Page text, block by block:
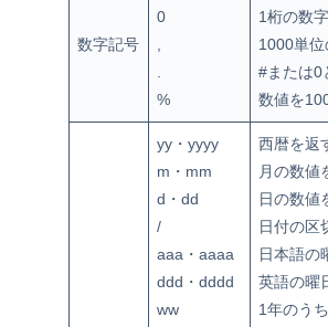
数字記号
0
%
1桁の数
1000単位
#または0
数値を
yy・yyyy
m・mm
d・dd
/
aaa・aaaa
ddd・dddd
ww
西暦を返
月の数値
日の数値
日付の区
日本語の
英語の曜
1年のう